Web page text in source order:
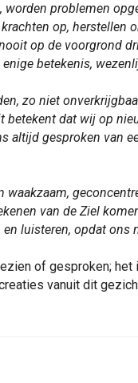
problemen
op, herstellen
op de voorgrond
betekenis,
zo niet
dat wij op
altijd gesproken van
van de Ziel
luisteren, opdat ons
of gesproken;
vanuit dit